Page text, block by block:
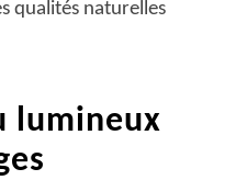
qualités naturelles
lumineux